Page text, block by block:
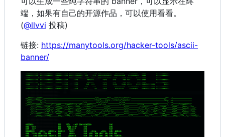
端，如果有自己的开源作品，可以使用看看。
(@llvvi 投稿)
链接: https://manytools.org/hacker-tools/ascii-
banner/